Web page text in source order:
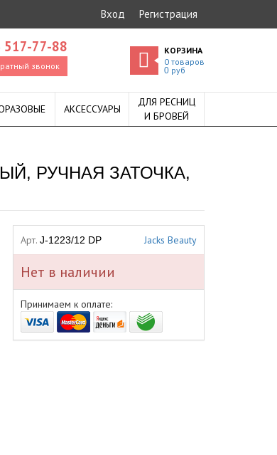
Вход Регистрация
517-77-88
звонок
КОРЗИНА
0 товаров
0руб
АКСЕССУАРЫ
ДЛЯ РЕСНИЦ
И БРОВЕЙ
РУЧНАЯ ЗАТОЧКА,
Арт. J-1223/12 DP Jacks Beauty
Нет в наличии
Принимаем к оплате: